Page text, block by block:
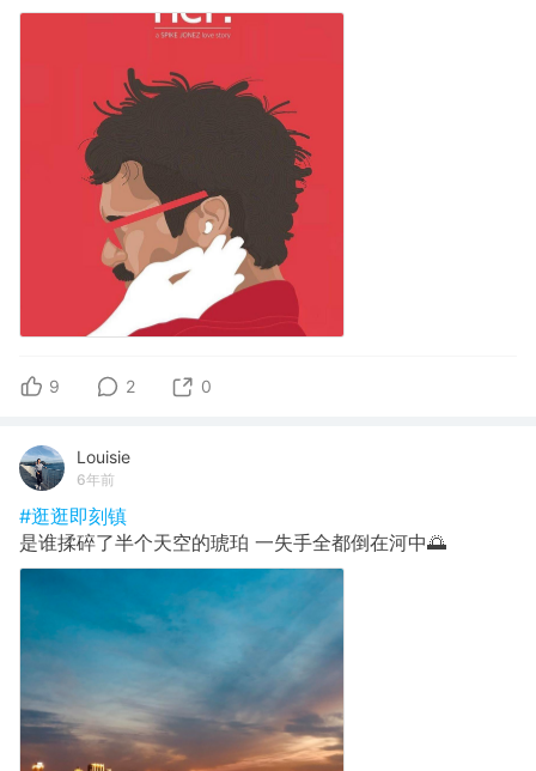
9 2 0
Louisie
6年前
#逛逛即刻镇
是谁揉碎了半个天空的琥珀 一失手全都倒在河中🌅